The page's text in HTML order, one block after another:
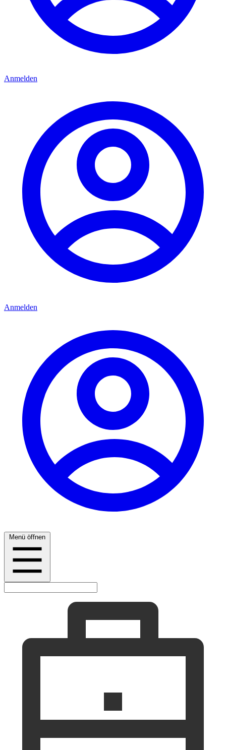
Anmelden
Anmelden
Menü öffnen